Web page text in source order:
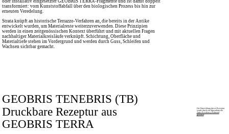
oder installativ eingesetzter GEOBRIS TERRA-Fragmente und ist damit doppelt
transformiert: vom Kunststoffabfall über den biologischen Prozess bis hin zur
erneuten Veredelung.
Strata knüpft an historische Terrazzo-Verfahren an, die bereits in der Antike
entwickelt wurden, um Materialreste weiterzuverwenden. Diese Prinzipien
werden in einen zeitgenössischen Kontext überführt und mit aktuellen Fragen
nachhaltiger Materialkreisläufe verknüpft. Schichtung, Oberfläche und
Materialtiefe stehen im Vordergrund und werden durch Guss, Schleifen und
Wachsen sichtbar gemacht.
GEOBRIS TENEBRIS (TB)
Druckbare Rezeptur aus
GEOBRIS TERRA
Die Entwicklung dieser Rezeptur
wurde durch ein Stipendium der
Artist Residency Balmoral
gefördert.